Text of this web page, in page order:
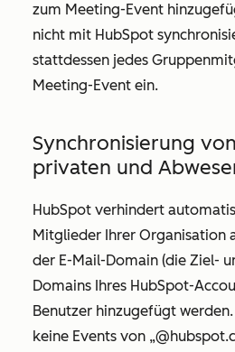
zum Meeting-Event
nicht mit HubSpot
stattdessen jedes
Meeting-Event ein.
Synchronisierung
privaten und
HubSpot verhindert
Mitglieder Ihrer Organisation
der E-Mail-Domain (die Ziel-
Domains Ihres HubSpot-
Benutzer hinzugefügt
keine Events von